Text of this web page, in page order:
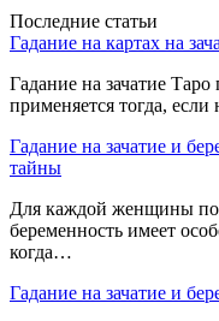
Последние статьи
Гадание на картах на
Гадание на зачатие
применяется тогда,
Гадание на зачатие и
тайны
Для каждой женщины
беременность имеет
когда…
Гадание на зачатие и